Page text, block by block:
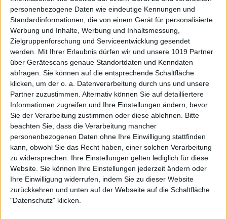
personenbezogene Daten wie eindeutige Kennungen und
Standardinformationen, die von einem Gerät für personalisierte
Werbung und Inhalte, Werbung und Inhaltsmessung,
Zielgruppenforschung und Serviceentwicklung gesendet
werden.
Mit Ihrer Erlaubnis dürfen wir und unsere 1019 Partner
über Gerätescans genaue Standortdaten und Kenndaten
abfragen. Sie können auf die entsprechende Schaltfläche
klicken, um der o. a. Datenverarbeitung durch uns und unsere
Partner zuzustimmen. Alternativ können Sie auf detailliertere
Informationen zugreifen und Ihre Einstellungen ändern, bevor
Sie der Verarbeitung zustimmen oder diese ablehnen.
Bitte
beachten Sie, dass die Verarbeitung mancher
personenbezogenen Daten ohne Ihre Einwilligung stattfinden
kann, obwohl Sie das Recht haben, einer solchen Verarbeitung
zu widersprechen. Ihre Einstellungen gelten lediglich für diese
Website. Sie können Ihre Einstellungen jederzeit ändern oder
Ihre Einwilligung widerrufen, indem Sie zu dieser Website
zurückkehren und unten auf der Webseite auf die Schaltfläche
"Datenschutz" klicken.